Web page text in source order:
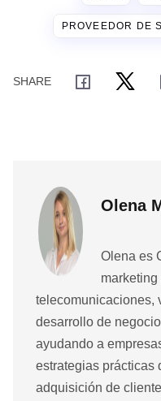
PROVEEDOR DE
Olena
Olena es
telecomunicaciones,
desarrollo de
ayudando a
estrategias prácticas
adquisición de